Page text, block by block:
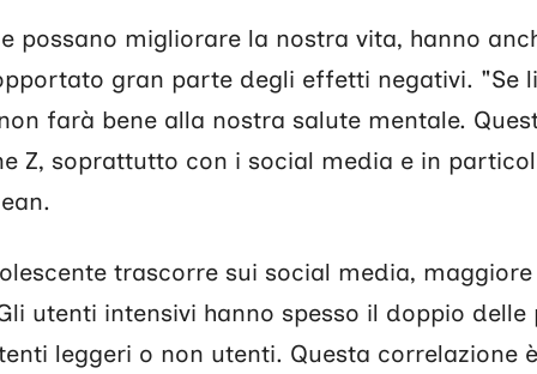
possano migliorare la nostra vita, hanno
gran parte degli effetti negativi. "Se
farà bene alla nostra salute mentale.
Z, soprattutto con i social media e in
trascorre sui social media,
utenti intensivi hanno spesso il doppio delle
leggeri o non utenti. Questa correlazione